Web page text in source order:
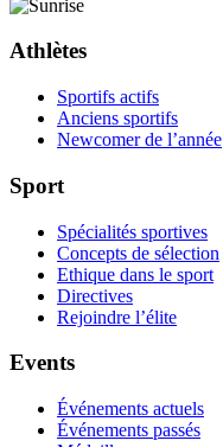
Athlètes
Sportifs actifs
Anciens sportifs
Newcomer de l’année
Sport
Spécialités sportives
Concepts de sélection
Ethique dans le sport
Directives
Rejoindre l’élite
Events
Événements actuels
Événements passés